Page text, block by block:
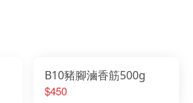
B10豬腳滷香筋500g
$450